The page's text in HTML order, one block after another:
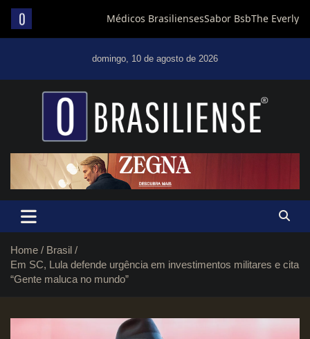
domingo, 10 de agosto de 2026
Um diário de notícias que trabalha por Brasília
Home
Brasil
Em SC, Lula defende urgência em investimentos militares e cita
“Gente maluca no mundo”